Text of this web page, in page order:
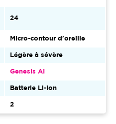
24
Micro-contour d'oreille
Légère à sévère
Genesis AI
Batterie Li-ion
2